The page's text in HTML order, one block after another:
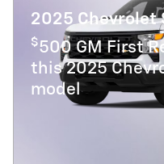
2025 Chevrolet
$500 GM First
this 2025
model